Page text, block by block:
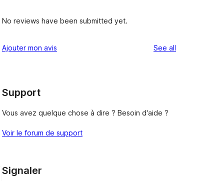
No reviews have been submitted yet.
Ajouter mon avis See all
Support
Vous avez quelque chose à dire ? Besoin d'aide ?
Voir le forum de support
Signaler